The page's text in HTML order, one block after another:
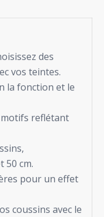
des
vos teintes.
la fonction et le
reflétant
50 cm.
pour un effet
coussins avec le